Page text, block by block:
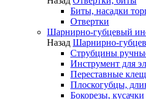
Биты, насадки
Отвертки
Шарнирно-губцевый
Назад Шарнирно-
Струбцины
Инструмент для
Переставные
Плоскогубцы,
Бокорезы, кусачки